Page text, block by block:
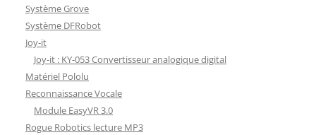
Système Grove
Système DFRobot
Joy-it
Joy-it : KY-053 Convertisseur analogique digital
Matériel Pololu
Reconnaissance Vocale
Module EasyVR 3.0
Rogue Robotics lecture MP3